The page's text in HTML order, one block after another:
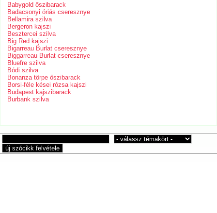
Babygold őszibarack
Badacsonyi óriás cseresznye
Bellamira szilva
Bergeron kajszi
Besztercei szilva
Big Red kajszi
Bigarreau Burlat cseresznye
Biggarreau Burlat cseresznye
Bluefre szilva
Bódi szilva
Bonanza törpe őszibarack
Borsi-féle kései rózsa kajszi
Budapest kajszibarack
Burbank szilva